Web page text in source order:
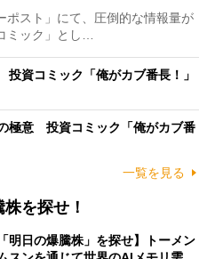
スト」にて、圧倒的な情報量が
ミック」とし…
資コミック「俺がカブ番長！」
極意 投資コミック「俺がカブ番
一覧を見る
を探せ！
明日の爆騰株」を探せ】トーメン